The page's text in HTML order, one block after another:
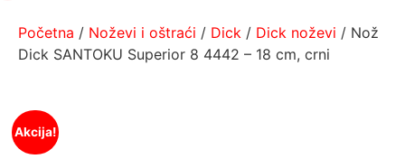
Početna / Noževi i oštraći / Dick / Dick noževi / Nož
Dick SANTOKU Superior 8 4442 – 18 cm, crni
Akcija!